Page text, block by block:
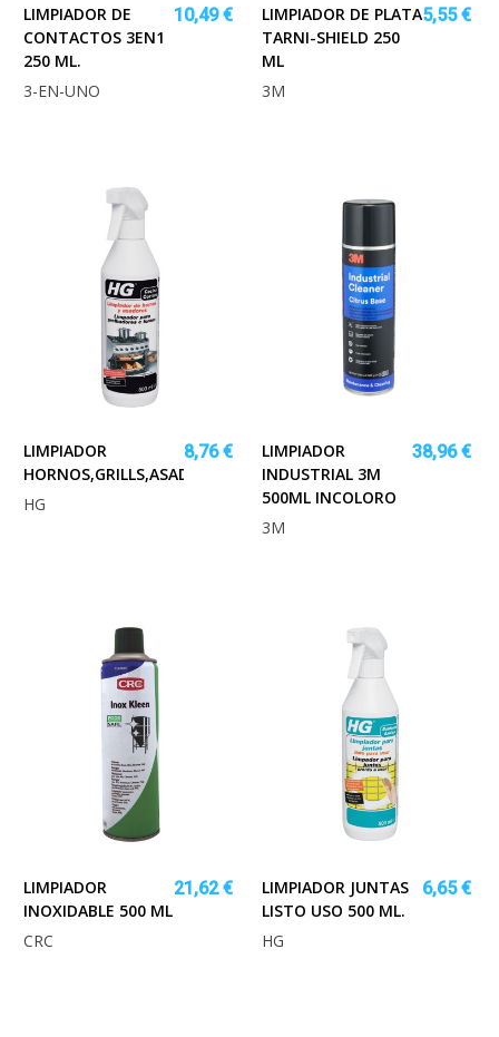
LIMPIADOR DE
CONTACTOS 3EN1
250 ML.
10,49 €
3-EN-UNO
LIMPIADOR DE PLATA
TARNI-SHIELD 250
ML
5,55 €
3M
LIMPIADOR
HORNOS,GRILLS,ASADORES
8,76 €
HG
LIMPIADOR
INDUSTRIAL 3M
500ML INCOLORO
38,96 €
3M
LIMPIADOR
INOXIDABLE 500 ML
21,62 €
CRC
LIMPIADOR JUNTAS
LISTO USO 500 ML.
6,65 €
HG